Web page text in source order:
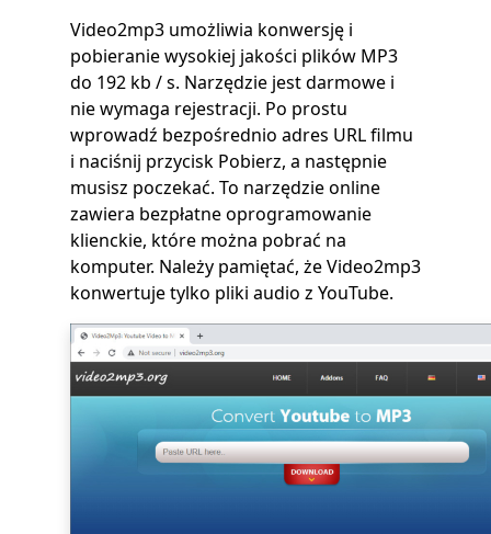
Video2mp3 umożliwia konwersję i
pobieranie wysokiej jakości plików MP3
do 192 kb / s. Narzędzie jest darmowe i
nie wymaga rejestracji. Po prostu
wprowadź bezpośrednio adres URL filmu
i naciśnij przycisk Pobierz, a następnie
musisz poczekać. To narzędzie online
zawiera bezpłatne oprogramowanie
klienckie, które można pobrać na
komputer. Należy pamiętać, że Video2mp3
konwertuje tylko pliki audio z YouTube.